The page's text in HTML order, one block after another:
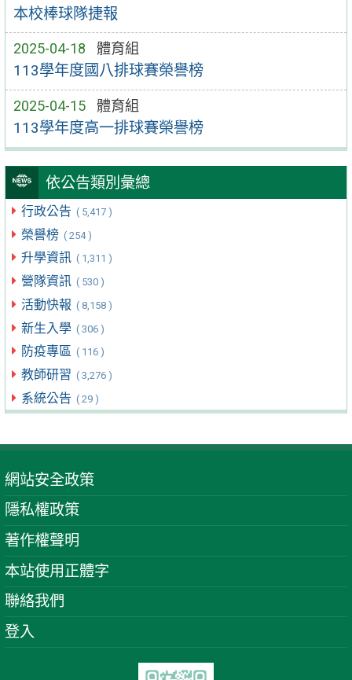
本校棒球隊捷報
2025-04-18 體育組
113學年度國八排球賽榮譽榜
2025-04-15 體育組
113學年度高一排球賽榮譽榜
依公告類別彙總
行政公告 ( 5,417 )
榮譽榜 ( 254 )
升學資訊 ( 1,311 )
營隊資訊 ( 530 )
活動快報 ( 8,158 )
新生入學 ( 306 )
防疫專區 ( 116 )
教師研習 ( 3,276 )
系統公告 ( 29 )
網站安全政策
隱私權政策
著作權聲明
本站使用正體字
聯絡我們
登入